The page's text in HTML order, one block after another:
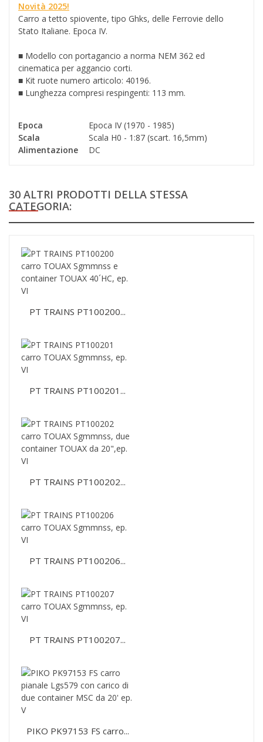
Novità 2025!
Carro a tetto spiovente, tipo Ghks, delle Ferrovie dello
Stato Italiane. Epoca IV.
■ Modello con portagancio a norma NEM 362 ed
cinematica per aggancio corti.
■ Kit ruote numero articolo: 40196.
■ Lunghezza compresi respingenti: 113 mm.
Epoca
Epoca IV (1970 - 1985)
Scala
Scala H0 - 1:87 (scart. 16,5mm)
Alimentazione
DC
30 ALTRI PRODOTTI DELLA STESSA
CATEGORIA:
PT TRAINS PT100200...
PT TRAINS PT100201...
PT TRAINS PT100202...
PT TRAINS PT100206...
PT TRAINS PT100207...
PIKO PK97153 FS carro...